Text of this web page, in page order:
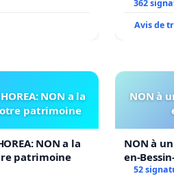
362
Avis de
NON a la
patrimoine
NON a la
patrimoine
NON à
NON à
en-
52